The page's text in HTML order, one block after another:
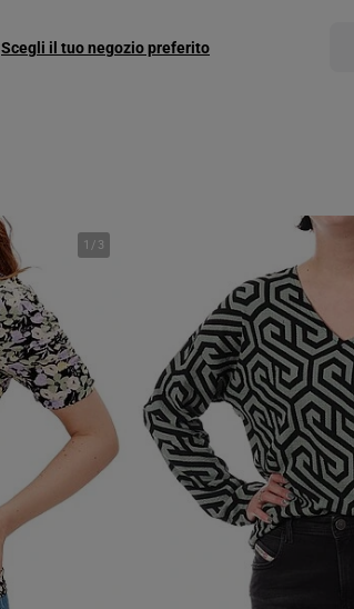
Scegli il tuo negozio preferito
1 / 3